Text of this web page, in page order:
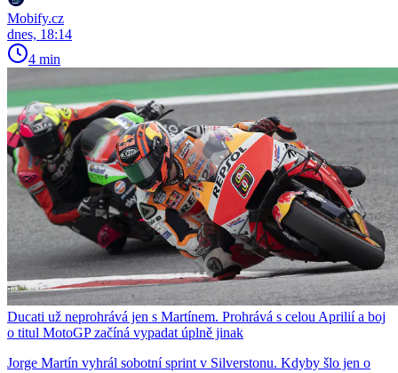
Mobify.cz
dnes, 18:14
4 min
Ducati už neprohrává jen s Martínem. Prohrává s celou Aprilií a boj
o titul MotoGP začíná vypadat úplně jinak
Jorge Martín vyhrál sobotní sprint v Silverstonu. Kdyby šlo jen o